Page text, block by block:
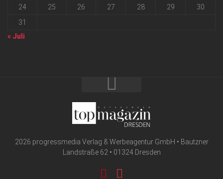
24
25 26 27 28 29
30
31
« Juli
2026 progressmedia Verlag & Werbeagentur GmbH • Bautzner
Landstraße 62 • 01324 Dresden